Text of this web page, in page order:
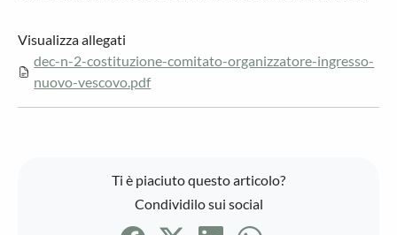
Visualizza allegati
dec-n-2-costituzione-comitato-organizzatore-ingresso-
nuovo-vescovo.pdf
Ti è piaciuto questo articolo?
Condividilo sui social